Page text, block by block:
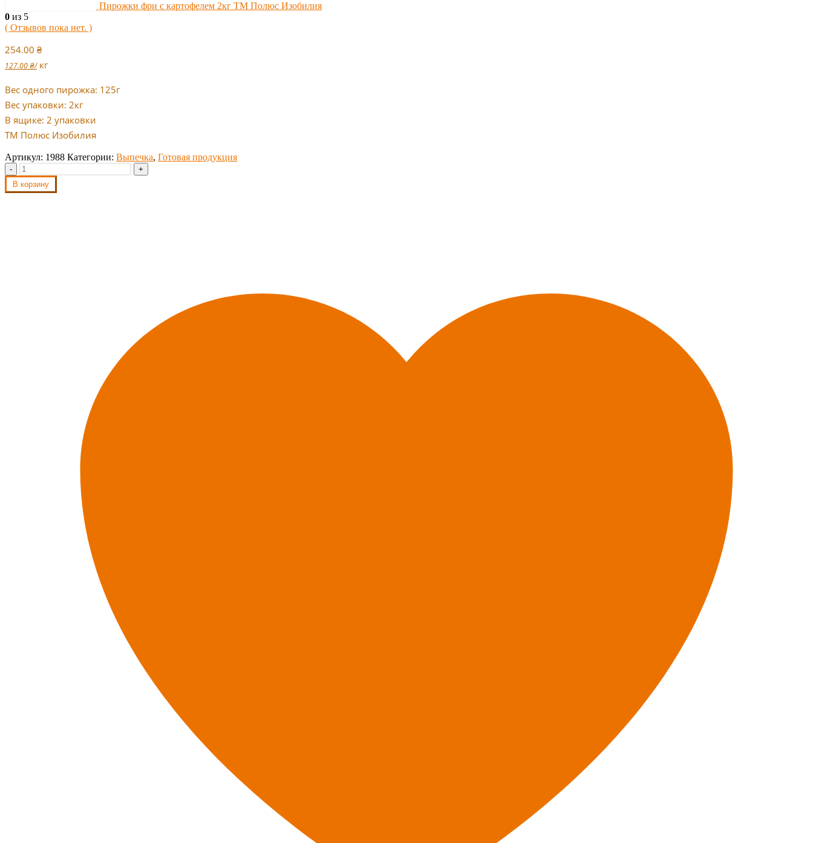
Пирожки фри с картофелем 2кг ТМ Полюс Изобилия
0 из 5
( Отзывов пока нет. )
254.00 ₴
127.00₴/ кг
Вес одного пирожка: 125г
Вес упаковки: 2кг
В ящике: 2 упаковки
ТМ Полюс Изобилия
Артикул: 1988 Категории: Выпечка, Готовая продукция
-
+
В корзину